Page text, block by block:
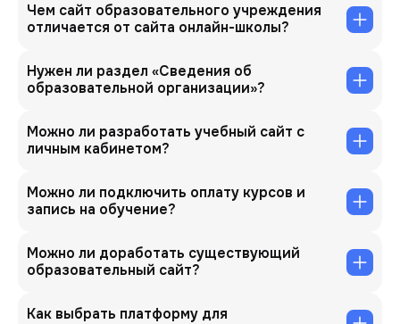
Чем сайт образовательного учреждения
отличается от сайта онлайн-школы?
Нужен ли раздел «Сведения об
образовательной организации»?
Можно ли разработать учебный сайт с
личным кабинетом?
Можно ли подключить оплату курсов и
запись на обучение?
Можно ли доработать существующий
образовательный сайт?
Как выбрать платформу для